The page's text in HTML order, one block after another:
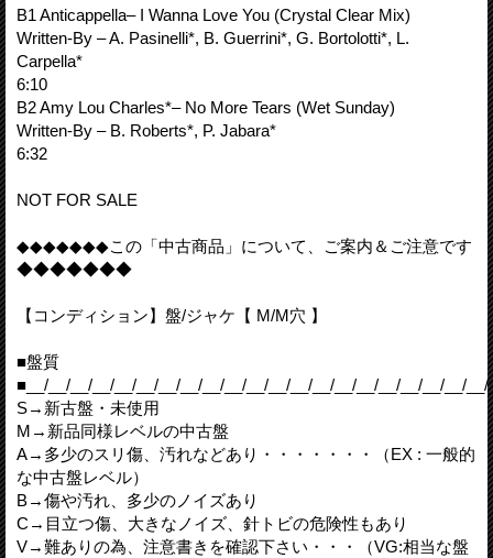
B1 Anticappella– I Wanna Love You (Crystal Clear Mix)
Written-By – A. Pasinelli*, B. Guerrini*, G. Bortolotti*, L.
Carpella*
6:10
B2 Amy Lou Charles*– No More Tears (Wet Sunday)
Written-By – B. Roberts*, P. Jabara*
6:32
NOT FOR SALE
◆◆◆◆◆◆◆この「中古商品」について、ご案内＆ご注意です
◆◆◆◆◆◆◆
【コンディション】盤/ジャケ【 M/M穴 】
■盤質
■__/__/__/__/__/__/__/__/__/__/__/__/__/__/__/__/__/__/__/__/
S→新古盤・未使用
M→新品同様レベルの中古盤
A→多少のスリ傷、汚れなどあり・・・・・・・（EX : 一般的
な中古盤レベル）
B→傷や汚れ、多少のノイズあり
C→目立つ傷、大きなノイズ、針トビの危険性もあり
V→難ありの為、注意書きを確認下さい・・・（VG:相当な盤